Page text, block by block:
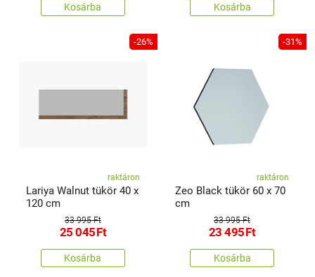
Kosárba Kosárba
-26%
raktáron
Lariya Walnut tükör 40 x
120 cm
33 995 Ft
25 045Ft
Kosárba
-31%
raktáron
Zeo Black tükör 60 x 70
cm
33 995 Ft
23 495Ft
Kosárba